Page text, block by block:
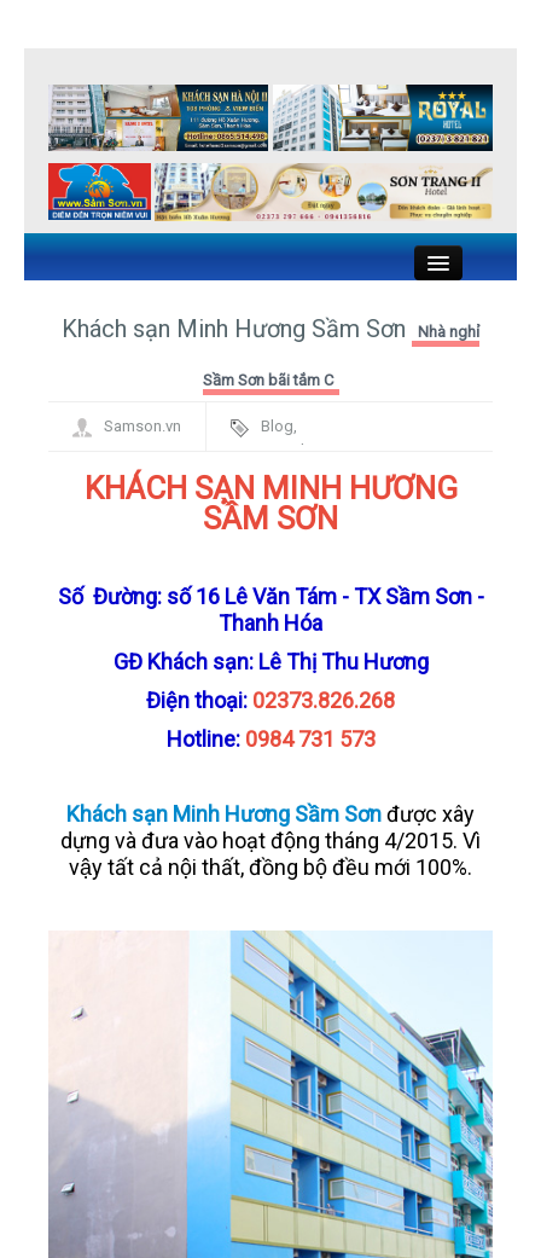
KHÁCH SẠN SẦM SƠN
NHÀ NGHỈ SẦM SƠN
NHÀ HÀNG HẢI SẢN SẦM SƠN
DU LỊCH SẦM SƠN
LIÊN HỆ
Khách sạn Minh Hương Sầm Sơn Nhà nghỉ
Sầm Sơn bãi tắm C
Samson.vn Blog
Framework
KHÁCH SẠN MINH HƯƠNG
SẦM SƠN
Số Đường: số 16 Lê Văn Tám - TX Sầm Sơn -
Thanh Hóa
GĐ Khách sạn: Lê Thị Thu Hương
Điện thoại: 02373.826.268
Hotline: 0984 731 573
Khách sạn Minh Hương Sầm Sơnđược xây
dựng và đưa vào hoạt động tháng 4/2015. Vì
vậy tất cả nội thất, đồng bộ đều mới 100%.